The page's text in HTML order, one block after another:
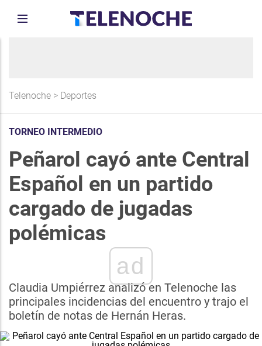
Telenoche > Deportes
TORNEO INTERMEDIO
Peñarol cayó ante Central
Español en un partido
cargado de jugadas
polémicas
ad
Claudia Umpiérrez analizó en Telenoche las
principales incidencias del encuentro y trajo el
boletín de notas de Hernán Heras.